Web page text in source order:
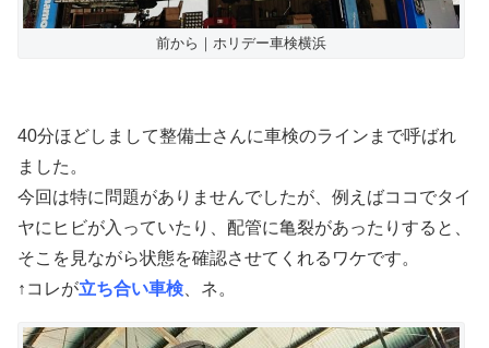
前から｜ホリデー車検横浜
40分ほどしまして整備士さんに車検のラインまで呼ばれ
ました。
今回は特に問題がありませんでしたが、例えばココでタイ
ヤにヒビが入っていたり、配管に亀裂があったりすると、
そこを見ながら状態を確認させてくれるワケです。
↑コレが立ち合い車検 、ネ。